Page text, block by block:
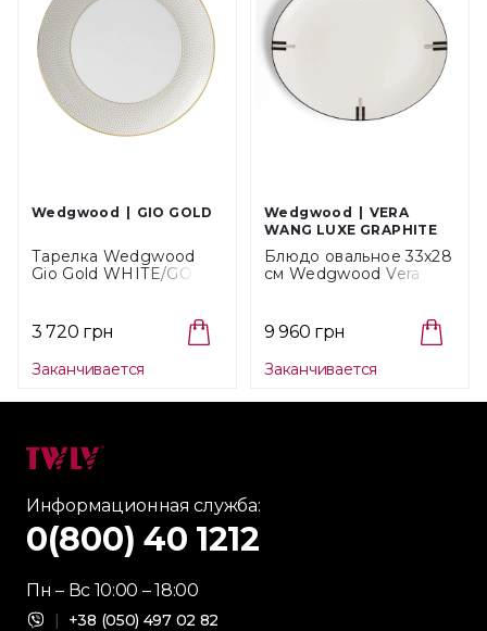
Wedgwood GIO GOLD
Тарелка Wedgwood
Gio Gold WHITE/GOLD,
3 720 грн
Заканчивается
Wedgwood
VERA
WANG LUXE GRAPHITE
Блюдо овальное 33х28
см Wedgwood Vera
9 960 грн
Заканчивается
Информационная служба:
0(800) 40 1212
Пн – Вс 10:00 – 18:00
| +38 (050) 497 02 82